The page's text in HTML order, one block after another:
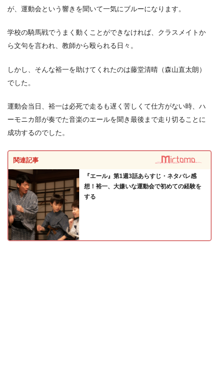
が、運動会という響きを聞いて一気にブルーになります。
学校の騎馬戦でうまく動くことができなければ、クラスメイトか
ら文句を言われ、教師から殴られる日々。
しかし、そんな裕一を助けてくれたのは藤堂清晴（森山直太朗）
でした。
運動会当日、裕一は必死で走るも遅く苦しくて仕方がない時、ハ
ーモニカ部が奏でた音楽のエールを聞き最後まで走り切ることに
成功するのでした。
関連記事
『エール』第1週3話あらすじ・ネタバレ感
想！裕一、大嫌いな運動会で初めての経験を
する